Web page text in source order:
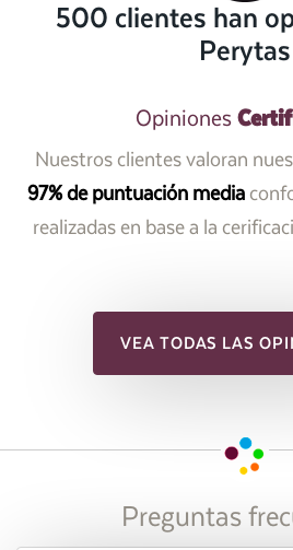
500 clientes han
Perytas
Opiniones
Nuestros clientes valoran
97% de puntuación media
realizadas en base a la
VEA TODAS LAS
Preguntas